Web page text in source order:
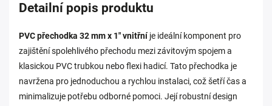
Detailní popis produktu
PVC přechodka 32 mm x 1" vnitřníje ideální komponent pro
zajištění spolehlivého přechodu mezi závitovým spojem a
klasickou PVC trubkou nebo flexi hadicí. Tato přechodka je
navržena pro jednoduchou a rychlou instalaci, což šetří čas a
minimalizuje potřebu odborné pomoci. Její robustní design